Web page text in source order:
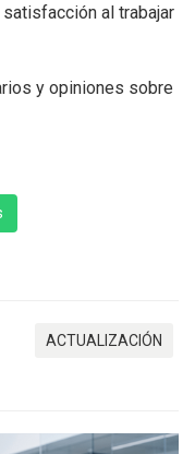
al trabajar
y opiniones sobre
ACTUALIZACIÓN